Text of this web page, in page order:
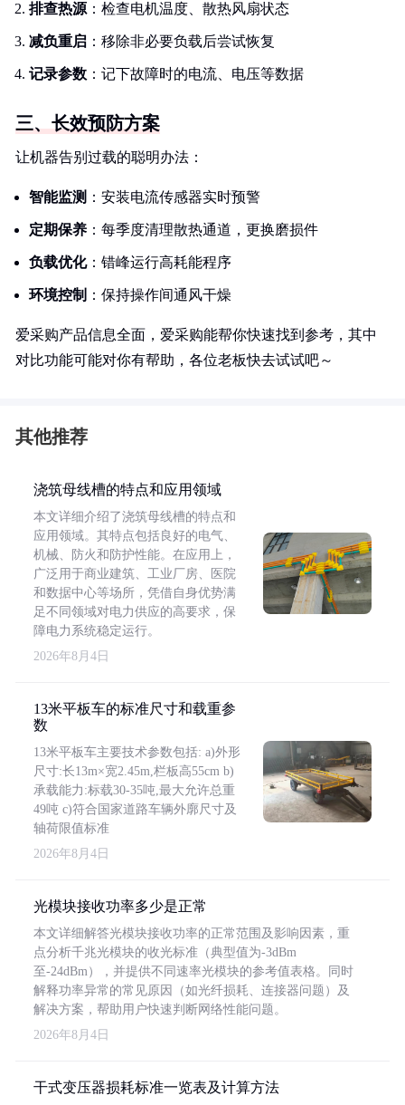
排查热源 ：检查电机温度、散热风扇状态
减负重启 ：移除非必要负载后尝试恢复
记录参数 ：记下故障时的电流、电压等数据
三、长效预防方案
让机器告别过载的聪明办法：
智能监测 ：安装电流传感器实时预警
定期保养 ：每季度清理散热通道，更换磨损件
负载优化：错峰运行高耗能程序
环境控制 ：保持操作间通风干燥
爱采购产品信息全面，爱采购能帮你快速找到参考，其中
对比功能可能对你有帮助，各位老板快去试试吧～
其他推荐
浇筑母线槽的特点和应用领域
本文详细介绍了浇筑母线槽的特点和
应用领域。其特点包括良好的电气、
机械、防火和防护性能。在应用上，
广泛用于商业建筑、工业厂房、医院
和数据中心等场所，凭借自身优势满
足不同领域对电力供应的高要求，保
障电力系统稳定运行。
2026年8月4日
13米平板车的标准尺寸和载重参
数
13米平板车主要技术参数包括: a)外形
尺寸:长13m×宽2.45m,栏板高55cm b)
承载能力:标载30-35吨,最大允许总重
49吨 c)符合国家道路车辆外廓尺寸及
轴荷限值标准
2026年8月4日
光模块接收功率多少是正常
本文详细解答光模块接收功率的正常范围及影响因素，重
点分析千兆光模块的收光标准（典型值为-3dBm
至-24dBm），并提供不同速率光模块的参考值表格。同时
解释功率异常的常见原因（如光纤损耗、连接器问题）及
解决方案，帮助用户快速判断网络性能问题。
2026年8月4日
干式变压器损耗标准一览表及计算方法